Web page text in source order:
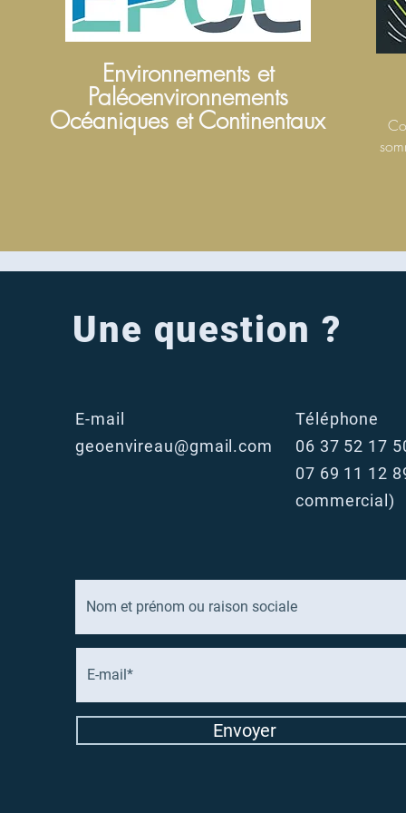
Environnements et
Paléoenvironnements
Océaniques et Continentaux
Une question ?
E-mail
geoenvireau@gmail.com
Téléphone
06 37 52 17
07 69 11 12
commercial)
Envoyer